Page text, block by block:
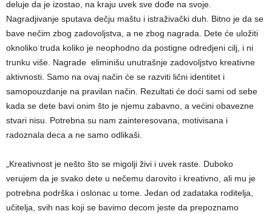
deluje da je izostao, na kraju uvek sve dođe na svoje.
Nagradjivanje sputava dečju maštu i istraživački duh. Bitno je da se
bave nečim zbog zadovoljstva, a ne zbog nagrada. Dete će uložiti
oknoliko truda koliko je neophodno da postigne odredjeni cilj, i ni
trunku više. Nagrade eliminišu unutrašnje zadovoljstvo kreativne
aktivnosti. Samo na ovaj način će se razviti lični identitet i
samopouzdanje na pravilan način. Rezultati će doći sami od sebe
kada se dete bavi onim što je njemu zabavno, a većini obavezne
stvari nisu. Potrebna su nam zainteresovana, motivisana i
radoznala deca a ne samo odlikaši.
„Kreativnost je nešto što se migolji živi i uvek raste. Duboko
verujem da je svako dete u nečemu darovito i kreativno, ali mu je
potrebna podrška i oslonac u tome. Jedan od zadataka roditelja,
učitelja, svih nas koji se bavimo decom jeste da prepoznamo